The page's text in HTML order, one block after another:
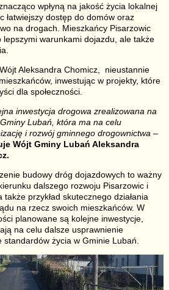
wpłyną na jakość życia lokalnej
łatwiejszy dostęp do domów oraz
na drogach. Mieszkańcy Pisarzowic
lepszymi warunkami dojazdu, ale także
Aleksandra Chomicz, nieustannie
inwestując w projekty, które
dla społeczności.
inwestycja drogowa zrealizowana na
Lubań, która ma na celu
i rozwój gminnego drogownictwa –
Wójt Gminy Lubań Aleksandra
budowy dróg dojazdowych to ważny
dalszego rozwoju Pisarzowic i
także przykład skutecznego działania
na rzecz swoich mieszkańców. W
planowane są kolejne inwestycje,
na celu dalsze usprawnienie
życia w Gminie Lubań.